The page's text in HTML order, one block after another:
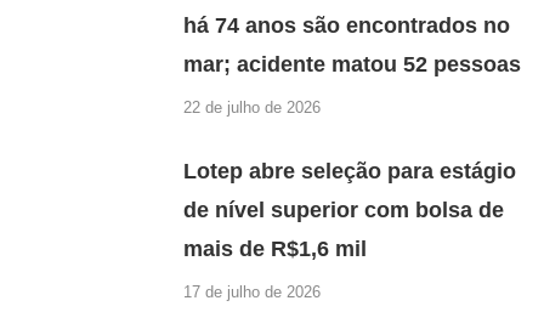
há 74 anos são encontrados no
mar; acidente matou 52 pessoas
22 de julho de 2026
Lotep abre seleção para estágio
de nível superior com bolsa de
mais de R$1,6 mil
17 de julho de 2026